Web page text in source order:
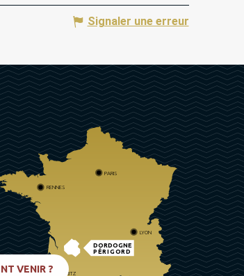
Signaler une erreur
DORDOGNE
PÉRIGORD
PARIS
RENNES
LYON
BIARRITZ
VENIR ?